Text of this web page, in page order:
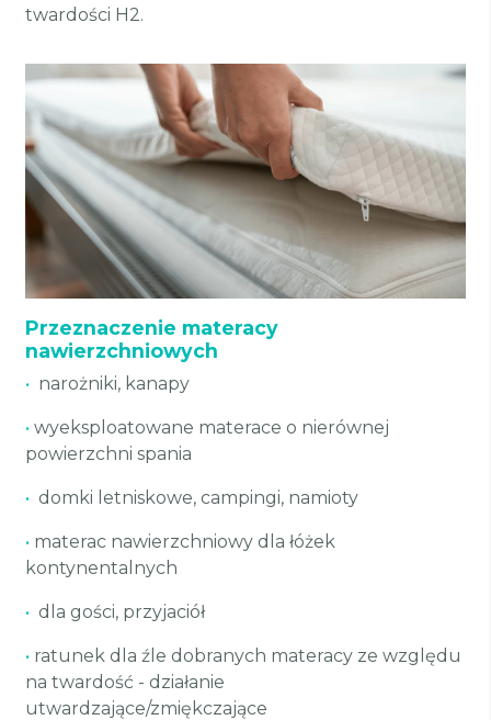
twardości H2.
Przeznaczenie materacy
nawierzchniowych
• narożniki, kanapy
• wyeksploatowane materace o nierównej
powierzchni spania
• domki letniskowe, campingi, namioty
• materac nawierzchniowy dla łóżek
kontynentalnych
• dla gości, przyjaciół
• ratunek dla źle dobranych materacy ze względu
na twardość - działanie
utwardzające/zmiękczające